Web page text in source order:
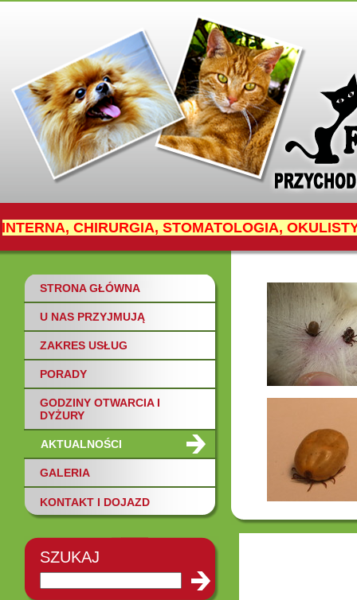
INTERNA, CHIRURGIA, STOMATOLOGIA,
STRONA GŁÓWNA
U NAS PRZYJMUJĄ
ZAKRES USŁUG
PORADY
GODZINY OTWARCIA I
DYŻURY
AKTUALNOŚCI
GALERIA
KONTAKT I DOJAZD
SZUKAJ